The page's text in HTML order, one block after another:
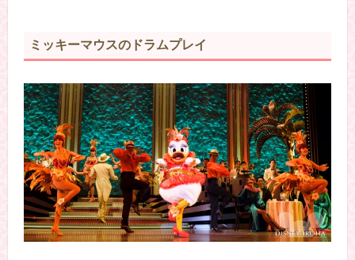
ミッキーマウスのドラムプレイ